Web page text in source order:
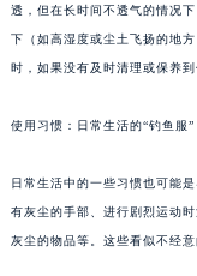
透，但在长时间不透气的情况
下（如高湿度或尘土飞扬的地
时，如果没有及时清理或保养
使用习惯：日常生活的“钓鱼服”
日常生活中的一些习惯也可能
有灰尘的手部、进行剧烈运动
灰尘的物品等。这些看似不经